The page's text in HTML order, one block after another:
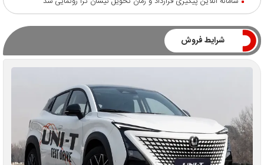
شرایط فروش